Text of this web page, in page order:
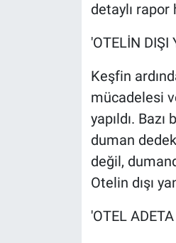
detaylı rapor
'OTELİN DIŞI
Keşfin
mücadelesi
yapıldı.
duman
değil,
Otelin dışı
'OTEL